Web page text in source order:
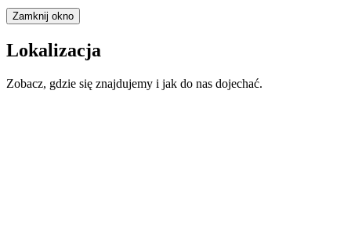
Zamknij okno
Lokalizacja
Zobacz, gdzie się znajdujemy i jak do nas dojechać.